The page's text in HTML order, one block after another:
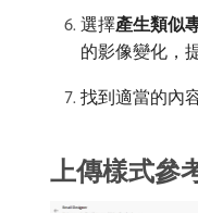
選擇​產生類似
的影像變化，
找到適當的內
上傳樣式參